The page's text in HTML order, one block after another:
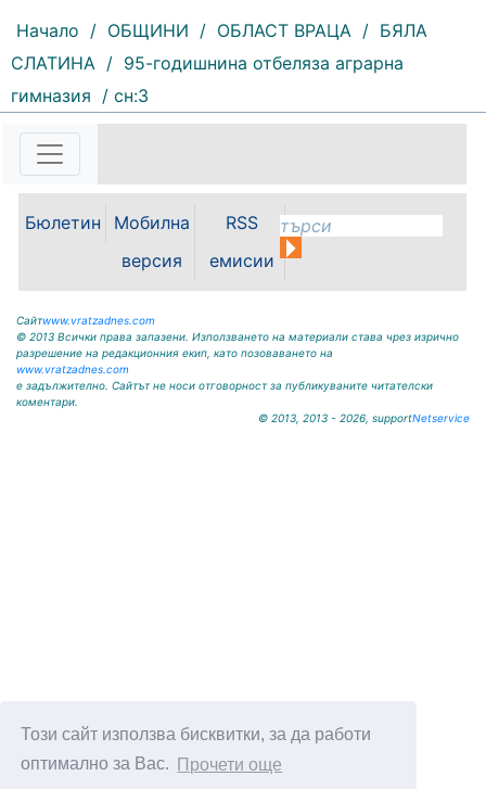
Този сайт използва бисквитки, за да работи
оптимално за Вас.
Прочети още
195 | 2026-08-07 10:31:48
"Водоснабдяване и канализация“
ООД – Враца уведомява своите
възникнала аварийна ситуация е
спряно водоподаването в
ул."Никола Вапцаров" днес
07.08.2026г. до отстраняване на
аварията. Тел.: 092 66 11 19 Тел.:
0889 316...
Начало / ОБЩИНИ / ОБЛАСТ ВРАЦА / БЯЛА
СЛАТИНА / 95-годишнина отбеляза аграрна
гимназия / сн:3
Бюлетин
Мобилна
версия
RSS
емисии
Сайтwww.vratzadnes.com
© 2013 Всички права запазени. Използването на материали става чрез изрично
разрешение на редакционния екип, като позоваването на
www.vratzadnes.com
е задължително. Сайтът не носи отговорност за публикуваните читателски
коментари.
© 2013, 2013 - 2026, supportNetservice